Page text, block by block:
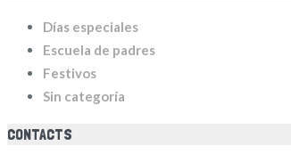
Días especiales
Escuela de padres
Festivos
Sin categoría
CONTACTS